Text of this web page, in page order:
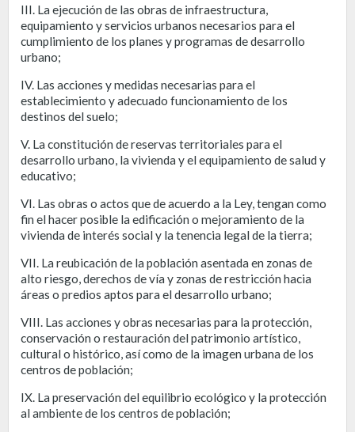
III. La ejecución de las obras de infraestructura,
equipamiento y servicios urbanos necesarios para el
cumplimiento de los planes y programas de desarrollo
urbano;
IV. Las acciones y medidas necesarias para el
establecimiento y adecuado funcionamiento de los
destinos del suelo;
V. La constitución de reservas territoriales para el
desarrollo urbano, la vivienda y el equipamiento de salud y
educativo;
VI. Las obras o actos que de acuerdo a la Ley, tengan como
fin el hacer posible la edificación o mejoramiento de la
vivienda de interés social y la tenencia legal de la tierra;
VII. La reubicación de la población asentada en zonas de
alto riesgo, derechos de vía y zonas de restricción hacia
áreas o predios aptos para el desarrollo urbano;
VIII. Las acciones y obras necesarias para la protección,
conservación o restauración del patrimonio artístico,
cultural o histórico, así como de la imagen urbana de los
centros de población;
IX. La preservación del equilibrio ecológico y la protección
al ambiente de los centros de población;